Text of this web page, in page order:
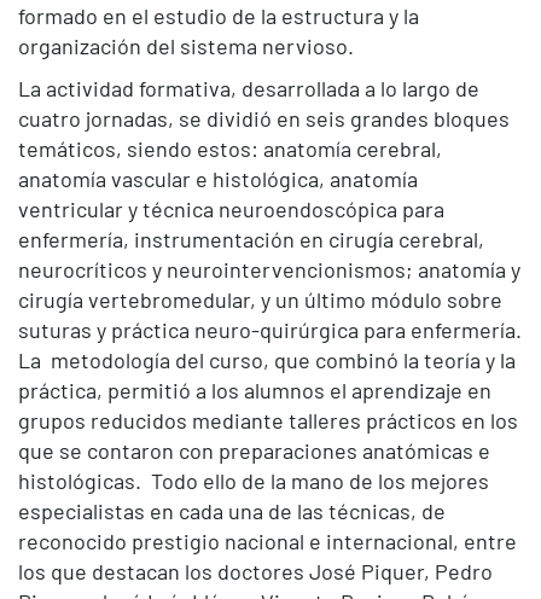
formado en el estudio de la estructura y la
organización del sistema nervioso.
La actividad formativa, desarrollada a lo largo de
cuatro jornadas, se dividió en seis grandes bloques
temáticos, siendo estos: anatomía cerebral,
anatomía vascular e histológica, anatomía
ventricular y técnica neuroendoscópica para
enfermería, instrumentación en cirugía cerebral,
neurocríticos y neurointervencionismos; anatomía y
cirugía vertebromedular, y un último módulo sobre
suturas y práctica neuro-quirúrgica para enfermería.
La metodología del curso, que combinó la teoría y la
práctica, permitió a los alumnos el aprendizaje en
grupos reducidos mediante talleres prácticos en los
que se contaron con preparaciones anatómicas e
histológicas. Todo ello de la mano de los mejores
especialistas en cada una de las técnicas, de
reconocido prestigio nacional e internacional, entre
los que destacan los doctores José Piquer, Pedro